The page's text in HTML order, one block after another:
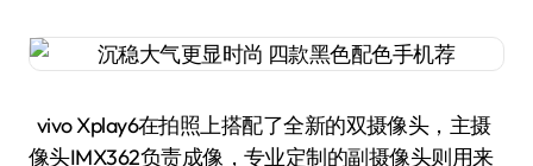
vivo Xplay6在拍照上搭配了全新的双摄像头，主摄
像头IMX362负责成像，专业定制的副摄像头则用来